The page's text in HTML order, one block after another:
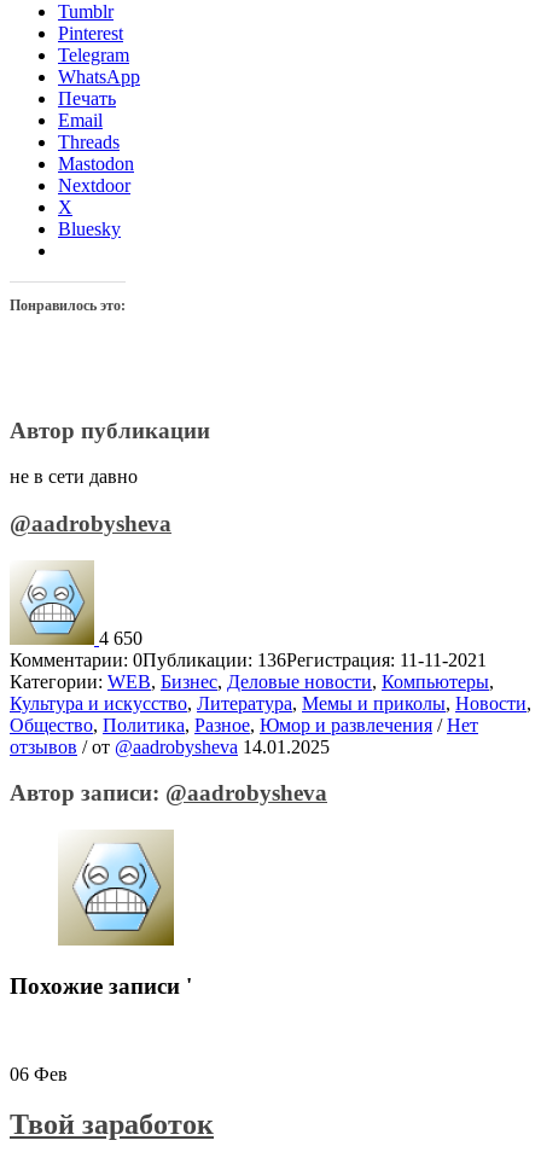
Tumblr
Pinterest
Telegram
WhatsApp
Печать
Email
Threads
Mastodon
Nextdoor
X
Bluesky
Понравилось это:
Автор публикации
не в сети давно
@aadrobysheva
4 650
Комментарии: 0Публикации: 136Регистрация: 11-11-2021
Категории: WEB, Бизнес, Деловые новости, Компьютеры,
Культура и искусство, Литература, Мемы и приколы, Новости,
Общество, Политика, Разное, Юмор и развлечения / Нет
отзывов /от @aadrobysheva 14.01.2025
Автор записи: @aadrobysheva
Похожие записи '
06 Фев
Твой заработок